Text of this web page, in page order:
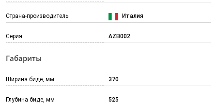
Страна-производитель Италия
Серия AZB002
Габариты
Ширина биде, мм 370
Глубина биде, мм 525